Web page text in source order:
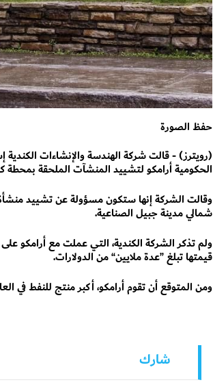
حفظ الصورة
(رويترز) - قالت شركة الهندسة والإنشاءات
الحكومية أرامكو لتشييد المنشآت الملحقة بمحطة
وقالت الشركة إنها ستكون مسؤولة عن تشييد
شمالي مدينة جبيل الصناعية.
ولم تذكر الشركة الكندية، التي عملت مع أرامكو
قيمتها تبلغ ”عدة ملايين“ من الدولارات.
ومن المتوقع أن تقوم أرامكو، أكبر منتج للنفط في
شارك